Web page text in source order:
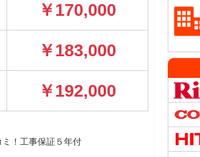
￥170,000
￥183,000
￥192,000
！工事保証５年付